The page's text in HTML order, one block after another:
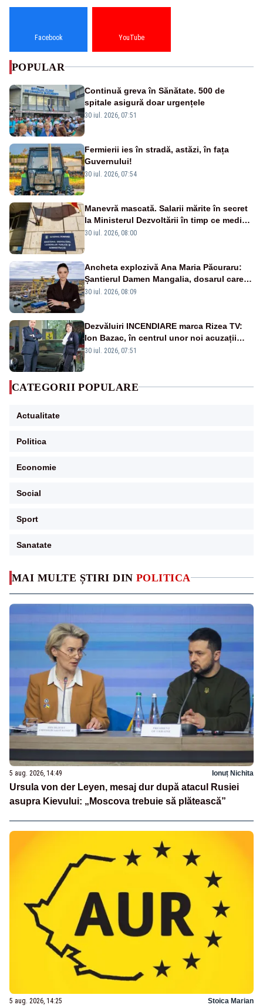
MAI MULTE ȘTIRI DIN POLITICA
5 aug. 2026, 14:49 Ionuț Nichita
Ursula von der Leyen, mesaj dur după atacul Rusiei
asupra Kievului: „Moscova trebuie să plătească”
5 aug. 2026, 14:25 Stoica Marian
Facebook YouTube
POPULAR
Continuă greva în Sănătate. 500 de
spitale asigură doar urgențele
30 iul. 2026, 07:51
Fermierii ies în stradă, astăzi, în fața
Guvernului!
30 iul. 2026, 07:54
Manevră mascată. Salarii mărite în secret
la Ministerul Dezvoltării în timp ce medicii
ies în stradă
30 iul. 2026, 08:00
Ancheta explozivă Ana Maria Păcuraru:
Șantierul Damen Mangalia, dosarul care
scufundă apărarea României
30 iul. 2026, 08:09
Dezvăluiri INCENDIARE marca Rizea TV:
Ion Bazac, în centrul unor noi acuzații
publice
30 iul. 2026, 07:51
CATEGORII POPULARE
Actualitate
Politica
Economie
Social
Sport
Sanatate